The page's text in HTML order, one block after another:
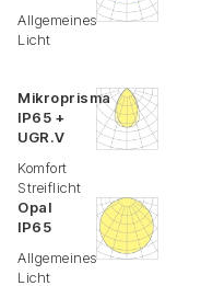
Allgemeines
Licht
Mikroprisma
IP65 +
UGR.V
Komfort
Streiflicht
Opal
IP65
Allgemeines
Licht